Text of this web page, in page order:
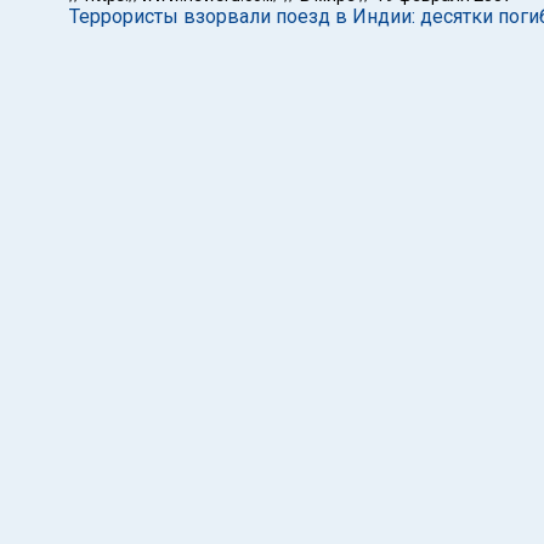
Террористы взорвали поезд в Индии: десятки